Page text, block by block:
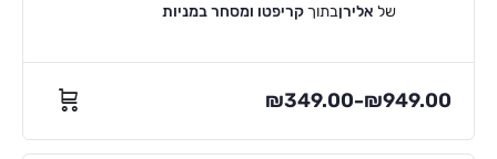
של אלירןבתוך קריפטו ומסחר במניות
₪349.00–₪949.00